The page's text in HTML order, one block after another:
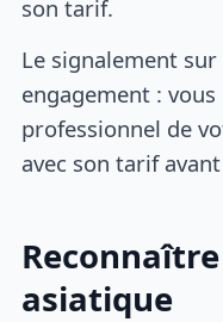
son tarif.
Le signalement sur
engagement :
professionnel de
avec son tarif
asiatique